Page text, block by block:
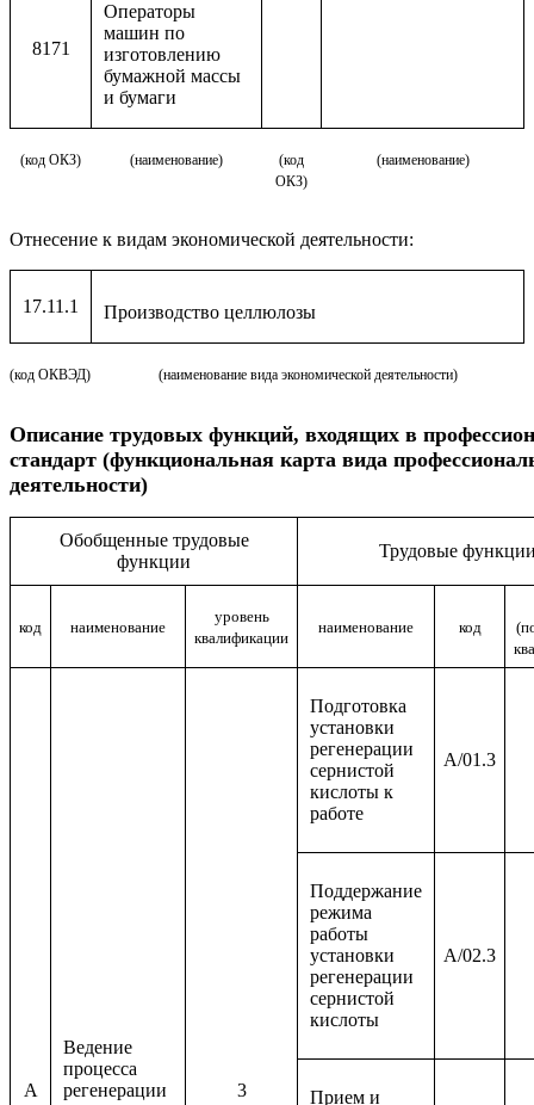
8171
Операторы
машин по
изготовлению
бумажной массы
и бумаги
(код ОКЗ) (наименование)
(код
ОКЗ)
(наименование)
Отнесение к видам экономической деятельности:
17.11.1 Производство целлюлозы
(код ОКВЭД) (наименование вида экономической деятельности)
Описание трудовых функций, входящих в
стандарт (функциональная карта вида
деятельности)
Обобщенные трудовые
функции
Трудовые
код наименование
уровень
квалификации
наименование код
A
Ведение
процесса
регенерации
3
Подготовка
установки
регенерации
сернистой
кислоты к
работе
A/01.3
Поддержание
режима
работы
установки
регенерации
сернистой
кислоты
A/02.3
Прием и